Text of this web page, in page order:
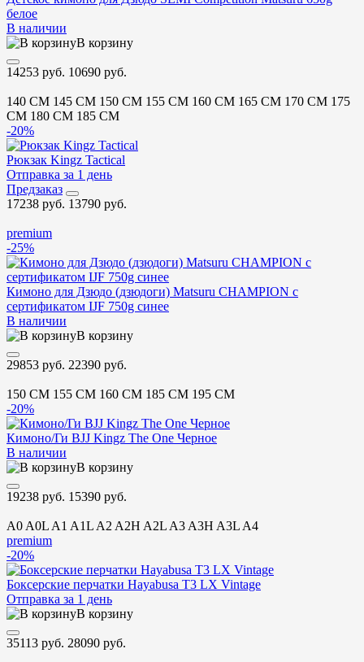
белое
В наличии
В корзину
14253 руб. 10690 руб.
140 CM 145 CM 150 CM 155 CM 160 CM 165 CM 170 CM 175
CM 180 CM 185 CM
-20%
Рюкзак Kingz Tactical
Отправка за 1 день
Предзаказ
17238 руб. 13790 руб.
premium
-25%
Кимоно для Дзюдо (дзюдоги) Matsuru CHAMPION с
сертификатом IJF 750g синее
В наличии
В корзину
29853 руб. 22390 руб.
150 CM 155 CM 160 CM 185 CM 195 CM
-20%
Кимоно/Ги BJJ Kingz The One Черное
В наличии
В корзину
19238 руб. 15390 руб.
A0 A0L A1 A1L A2 A2H A2L A3 A3H A3L A4
premium
-20%
Боксерские перчатки Hayabusa T3 LX Vintage
Отправка за 1 день
В корзину
35113 руб. 28090 руб.